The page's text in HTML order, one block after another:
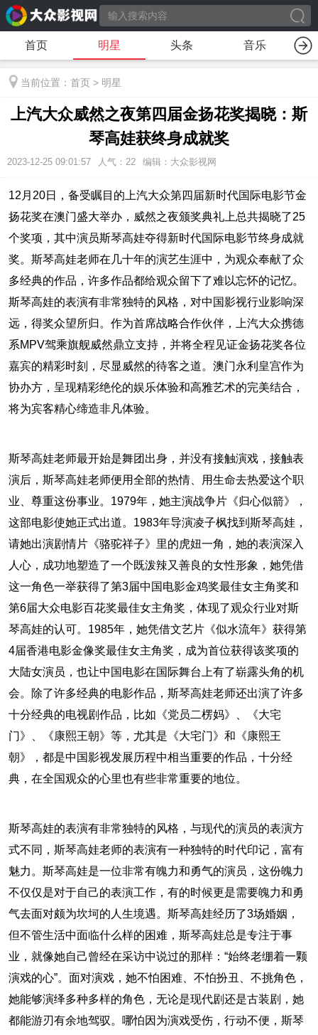
首页 明星 头条 音乐
当前位置： 首页 > 明星
上汽大众威然之夜第四届金扬花奖揭晓：斯
琴高娃获终身成就奖
2023-12-25 09:01:57 人气： 22 编辑：大众影视网
12月20日，备受瞩目的上汽大众第四届新时代国际电影节金
扬花奖在澳门盛大举办，威然之夜颁奖典礼上总共揭晓了25
个奖项，其中演员斯琴高娃夺得新时代国际电影节终身成就
奖。斯琴高娃老师在几十年的演艺生涯中，为观众奉献了众
多经典的作品，许多作品都给观众留下了难以忘怀的记忆。
斯琴高娃的表演有非常独特的风格，对中国影视行业影响深
远，得奖众望所归。作为首席战略合作伙伴，上汽大众携德
系MPV驾乘旗舰威然鼎立支持，并将全程见证金扬花奖各位
嘉宾的精彩时刻，尽显威然的待客之道。澳门永利皇宫作为
协办方，呈现精彩绝伦的娱乐体验和高雅艺术的完美结合，
将为宾客精心缔造非凡体验。
斯琴高娃老师最开始是舞团出身，并没有接触演戏，接触表
演后，斯琴高娃老师便用全部的热情、用生命去热爱这个职
业、尊重这份事业。1979年，她主演战争片《归心似箭》，
这部电影使她正式出道。1983年导演凌子枫找到斯琴高娃，
请她出演剧情片《骆驼祥子》里的虎妞一角，她的表演深入
人心，成功地塑造了一个既泼辣又善良的女性形象，她凭借
这一角色一举获得了第3届中国电影金鸡奖最佳女主角奖和
第6届大众电影百花奖最佳女主角奖，体现了观众行业对斯
琴高娃的认可。1985年，她凭借文艺片《似水流年》获得第
4届香港电影金像奖最佳女主角奖，成为首位获得该奖项的
大陆女演员，也让中国电影在国际舞台上有了崭露头角的机
会。除了许多经典的电影作品，斯琴高娃老师还出演了许多
十分经典的电视剧作品，比如《党员二楞妈》、《大宅
门》、《康熙王朝》等，尤其是《大宅门》和《康熙王
朝》，都是中国影视发展历程中相当重要的作品，十分经
典，在全国观众的心里也有些非常重要的地位。
斯琴高娃的表演有非常独特的风格，与现代的演员的表演方
式不同，斯琴高娃老师的表演有一种独特的时代印记，富有
魅力。斯琴高娃是一位非常有魄力和勇气的演员，这份魄力
不仅仅是对于自己的表演工作，有的时候更是需要魄力和勇
气去面对颇为坎坷的人生境遇。斯琴高娃经历了3场婚姻，
但不管生活中面临什么样的困难，斯琴高娃总是专注于事
业，就像她自己曾经在采访中说过的那样：“始终老绷着一颗
演戏的心”。面对演戏，她不怕困难、不怕扮丑、不挑角色，
她能够演绎多种多样的角色，无论是现代剧还是古装剧，她
都能游刃有余地驾驭。哪怕因为演戏受伤，行动不便，斯琴